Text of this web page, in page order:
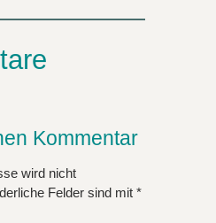
Kommentar
wird nicht
Felder sind mit *